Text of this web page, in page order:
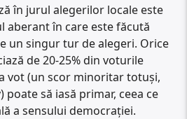
în jurul alegerilor locale este
aberant în care este făcută
un singur tur de alegeri. Orice
de 20-25% din voturile
vot (un scor minoritar totuși,
să iasă primar, ceea ce
a sensului democrației.